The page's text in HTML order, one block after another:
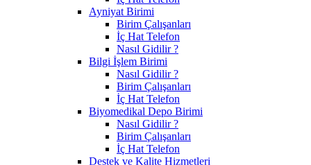
Ayniyat Birimi
Birim Çalışanları
İç Hat Telefon
Nasıl Gidilir ?
Bilgi İşlem Birimi
Nasıl Gidilir ?
Birim Çalışanları
İç Hat Telefon
Biyomedikal Depo Birimi
Nasıl Gidilir ?
Birim Çalışanları
İç Hat Telefon
Destek ve Kalite Hizmetleri